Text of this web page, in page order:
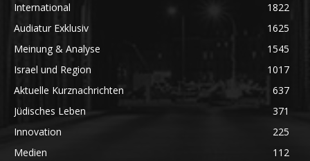
International
1822
Audiatur Exklusiv
1625
Meinung & Analyse
1545
Israel und Region
1017
Aktuelle Kurznachrichten
637
Jüdisches Leben
371
Innovation
225
Medien
112